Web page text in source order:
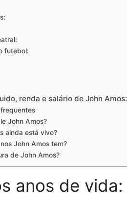
futebol:
renda e salário de John Amos:
John Amos?
ainda está vivo?
John Amos tem?
de John Amos?
anos de vida: